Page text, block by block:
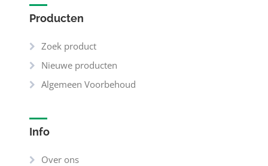
Producten
Zoek product
Nieuwe producten
Algemeen Voorbehoud
Info
Over ons